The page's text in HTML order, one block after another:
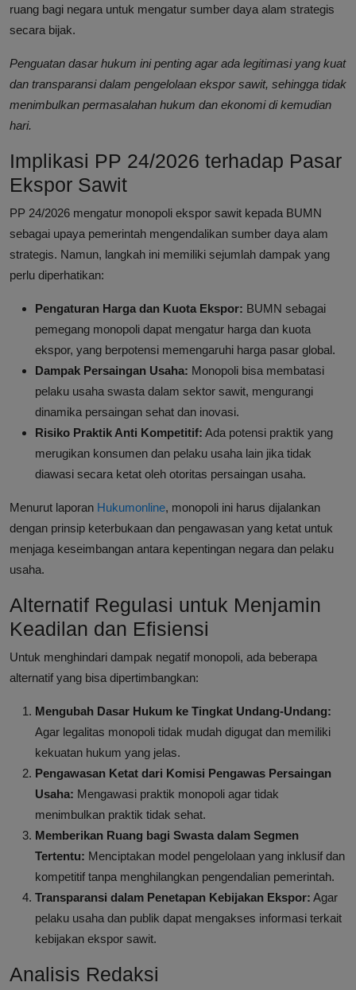
ruang bagi negara untuk mengatur sumber daya alam strategis
secara bijak.
Penguatan dasar hukum ini penting agar ada legitimasi yang kuat
dan transparansi dalam pengelolaan ekspor sawit, sehingga tidak
menimbulkan permasalahan hukum dan ekonomi di kemudian
hari.
Implikasi PP 24/2026 terhadap Pasar
Ekspor Sawit
PP 24/2026 mengatur monopoli ekspor sawit kepada BUMN
sebagai upaya pemerintah mengendalikan sumber daya alam
strategis. Namun, langkah ini memiliki sejumlah dampak yang
perlu diperhatikan:
Pengaturan Harga dan Kuota Ekspor: BUMN sebagai
pemegang monopoli dapat mengatur harga dan kuota
ekspor, yang berpotensi memengaruhi harga pasar global.
Dampak Persaingan Usaha: Monopoli bisa membatasi
pelaku usaha swasta dalam sektor sawit, mengurangi
dinamika persaingan sehat dan inovasi.
Risiko Praktik Anti Kompetitif: Ada potensi praktik yang
merugikan konsumen dan pelaku usaha lain jika tidak
diawasi secara ketat oleh otoritas persaingan usaha.
Menurut laporan Hukumonline, monopoli ini harus dijalankan
dengan prinsip keterbukaan dan pengawasan yang ketat untuk
menjaga keseimbangan antara kepentingan negara dan pelaku
usaha.
Alternatif Regulasi untuk Menjamin
Keadilan dan Efisiensi
Untuk menghindari dampak negatif monopoli, ada beberapa
alternatif yang bisa dipertimbangkan:
Mengubah Dasar Hukum ke Tingkat Undang-Undang:
Agar legalitas monopoli tidak mudah digugat dan memiliki
kekuatan hukum yang jelas.
Pengawasan Ketat dari Komisi Pengawas Persaingan
Usaha: Mengawasi praktik monopoli agar tidak
menimbulkan praktik tidak sehat.
Memberikan Ruang bagi Swasta dalam Segmen
Tertentu: Menciptakan model pengelolaan yang inklusif dan
kompetitif tanpa menghilangkan pengendalian pemerintah.
Transparansi dalam Penetapan Kebijakan Ekspor: Agar
pelaku usaha dan publik dapat mengakses informasi terkait
kebijakan ekspor sawit.
Analisis Redaksi